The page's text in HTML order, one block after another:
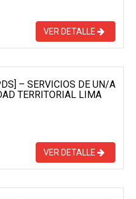
VER DETALLE
– SERVICIOS DE UN/A
TERRITORIAL LIMA
VER DETALLE